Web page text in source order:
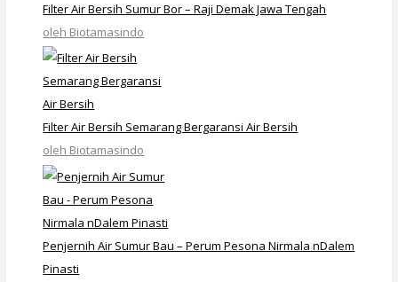
Filter Air Bersih Sumur Bor – Raji Demak Jawa Tengah
oleh Biotamasindo
Filter Air Bersih Semarang Bergaransi Air Bersih
oleh Biotamasindo
Penjernih Air Sumur Bau – Perum Pesona Nirmala nDalem
Pinasti